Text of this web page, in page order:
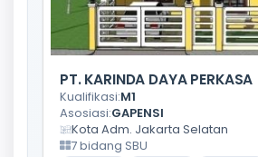
PT. KARINDA DAYA PERKASA
Kualifikasi:M1
Asosiasi:GAPENSI
Kota Adm. Jakarta Selatan
7 bidang SBU